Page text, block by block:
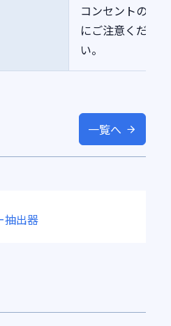
コンセントの容量
にご注意くださ
い。
一覧へ
抽出器